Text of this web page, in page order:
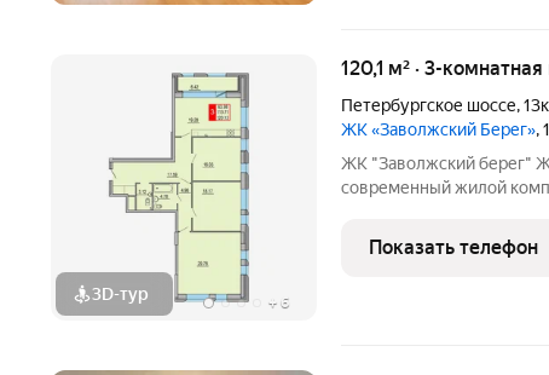
3D-тур + 6
120,1 м² · 3-
Петербургское шоссе,
ЖК «Заволжский Берег»,
ЖК "Заволжский берег"
современный жилой
пятнадцати 8-этажных
полузамкнутых двора с
Показать телефон